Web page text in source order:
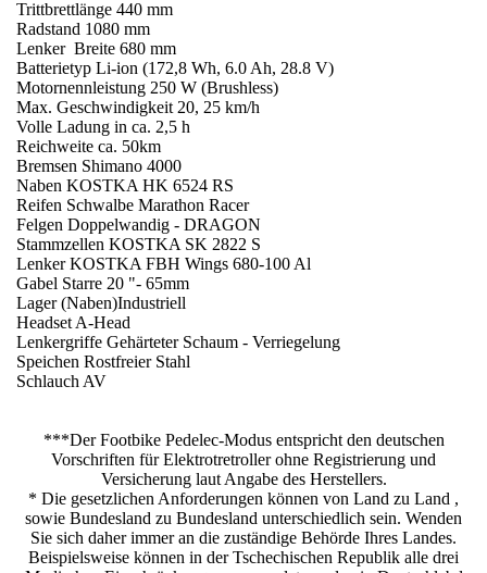
Trittbrettlänge 440 mm
Radstand 1080 mm
Lenker Breite 680 mm
Batterietyp Li-ion (172,8 Wh, 6.0 Ah, 28.8 V)
Motornennleistung 250 W (Brushless)
Max. Geschwindigkeit 20, 25 km/h
Volle Ladung in ca. 2,5 h
Reichweite ca. 50km
Bremsen Shimano 4000
Naben KOSTKA HK 6524 RS
Reifen Schwalbe Marathon Racer
Felgen Doppelwandig - DRAGON
Stammzellen KOSTKA SK 2822 S
Lenker KOSTKA FBH Wings 680-100 Al
Gabel Starre 20 "- 65mm
Lager (Naben)Industriell
Headset A-Head
Lenkergriffe Gehärteter Schaum - Verriegelung
Speichen Rostfreier Stahl
Schlauch AV
***Der Footbike Pedelec-Modus entspricht den deutschen
Vorschriften für Elektrotretroller ohne Registrierung und
Versicherung laut Angabe des Herstellers.
* Die gesetzlichen Anforderungen können von Land zu Land ,
sowie Bundesland zu Bundesland unterschiedlich sein. Wenden
Sie sich daher immer an die zuständige Behörde Ihres Landes.
Beispielsweise können in der Tschechischen Republik alle drei